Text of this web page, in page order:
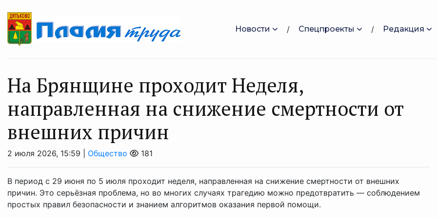
Новости Спецпроекты Редакция
На Брянщине проходит Неделя,
направленная на снижение смертности от
внешних причин
2 июля 2026, 15:59 | Общество 181
В период с 29 июня по 5 июля проходит неделя, направленная на снижение смертности от внешних
причин. Это серьёзная проблема, но во многих случаях трагедию можно предотвратить — соблюдением
простых правил безопасности и знанием алгоритмов оказания первой помощи.